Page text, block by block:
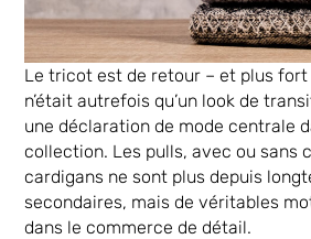
Le tricot est de retour – et plus fort
n’était autrefois qu’un look de
une déclaration de mode centrale
collection. Les pulls, avec ou sans
cardigans ne sont plus depuis
secondaires, mais de véritables
dans le commerce de détail.